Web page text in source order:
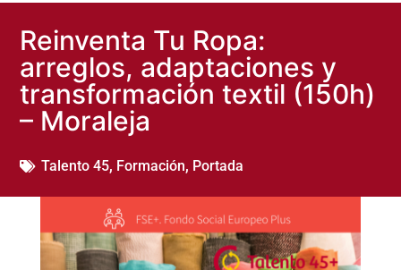
Reinventa Tu Ropa:
arreglos, adaptaciones y
transformación textil (150h)
– Moraleja
Talento 45, Formación, Portada